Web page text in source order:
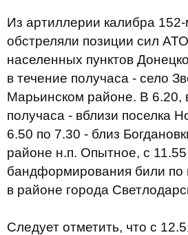
Из артиллерии калибра
обстреляли позиции сил
населенных пунктов
в течение получаса - село
Марьинском районе. В 6.20,
получаса - вблизи поселка
6.50 по 7.30 - близ
районе н.п. Опытное, с
бандформирования били по
в районе города
Следует отметить, что с